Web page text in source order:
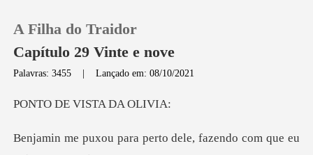
Loja
A Filha do Traidor
Capítulo 29 Vinte e nove
Palavras: 3455 |Lançado em: 08/10/2021
VISTA D
rto dele, fazendo com que